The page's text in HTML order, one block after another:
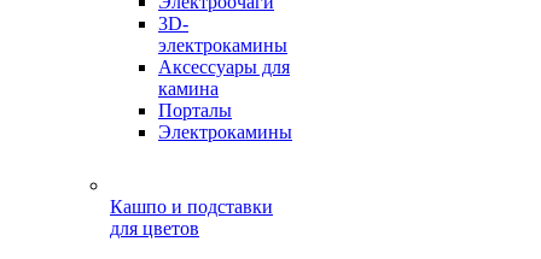
3D-
электрокамины
Аксессуары для
камина
Порталы
Электрокамины
Кашпо и подставки
для цветов